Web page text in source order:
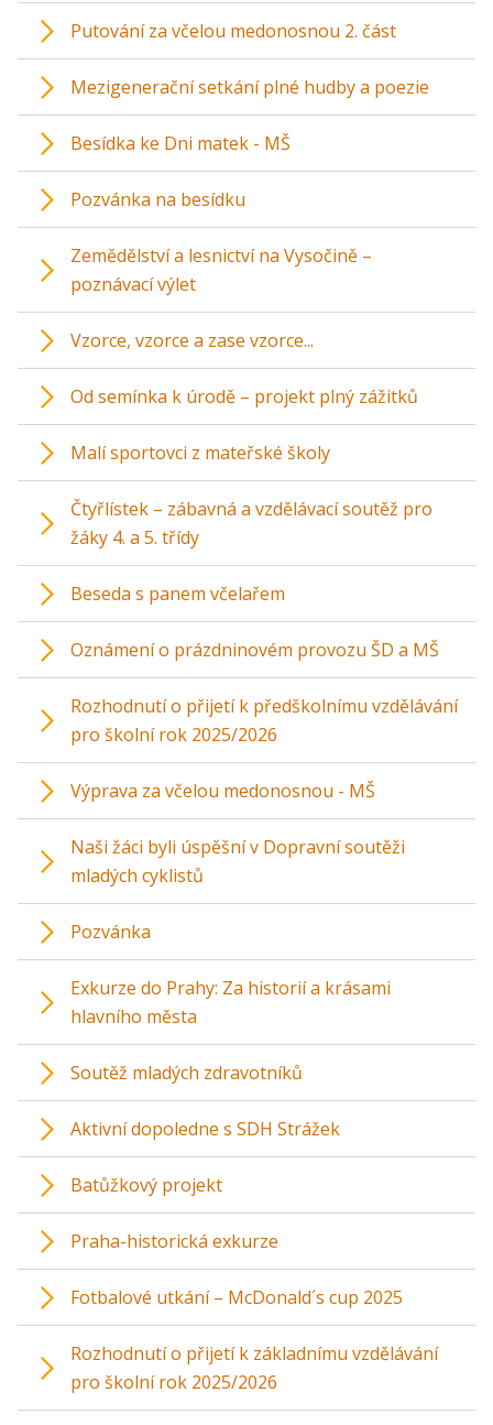
Putování za včelou medonosnou 2. část
Mezigenerační setkání plné hudby a poezie
Besídka ke Dni matek - MŠ
Pozvánka na besídku
Zemědělství a lesnictví na Vysočině –
poznávací výlet
Vzorce, vzorce a zase vzorce...
Od semínka k úrodě – projekt plný zážitků
Malí sportovci z mateřské školy
Čtyřlístek – zábavná a vzdělávací soutěž pro
žáky 4. a 5. třídy
Beseda s panem včelařem
Oznámení o prázdninovém provozu ŠD a MŠ
Rozhodnutí o přijetí k předškolnímu vzdělávání
pro školní rok 2025/2026
Výprava za včelou medonosnou - MŠ
Naši žáci byli úspěšní v Dopravní soutěži
mladých cyklistů
Pozvánka
Exkurze do Prahy: Za historií a krásami
hlavního města
Soutěž mladých zdravotníků
Aktivní dopoledne s SDH Strážek
Batůžkový projekt
Praha-historická exkurze
Fotbalové utkání – McDonald´s cup 2025
Rozhodnutí o přijetí k základnímu vzdělávání
pro školní rok 2025/2026